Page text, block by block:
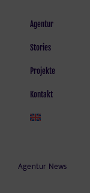
Agentur
Stories
Projekte
Kontakt
Agentur News